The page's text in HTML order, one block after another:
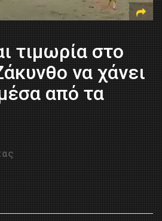
τιμωρία στο
να χάνει
από τα